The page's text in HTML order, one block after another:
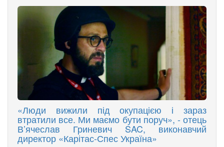
«Люди вижили під окупацією і зараз
втратили все. Ми маємо бути поруч», - отець
В’ячеслав Гриневич SAC, виконавчий
директор «Карітас-Спес Україна»